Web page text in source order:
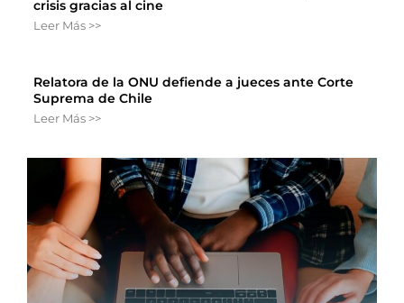
crisis gracias al cine
Leer Más >>
Relatora de la ONU defiende a jueces ante Corte
Suprema de Chile
Leer Más >>